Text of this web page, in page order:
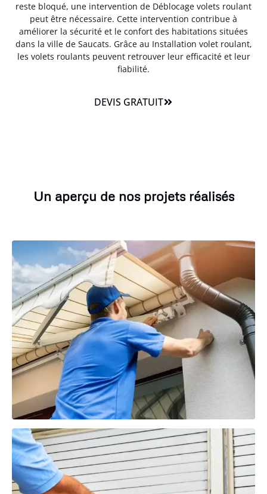
reste bloqué, une intervention de Déblocage volets roulant
peut être nécessaire. Cette intervention contribue à
améliorer la sécurité et le confort des habitations situées
dans la ville de Saucats. Grâce au Installation volet roulant,
les volets roulants peuvent retrouver leur efficacité et leur
fiabilité.
DEVIS GRATUIT
Un aperçu de nos projets réalisés